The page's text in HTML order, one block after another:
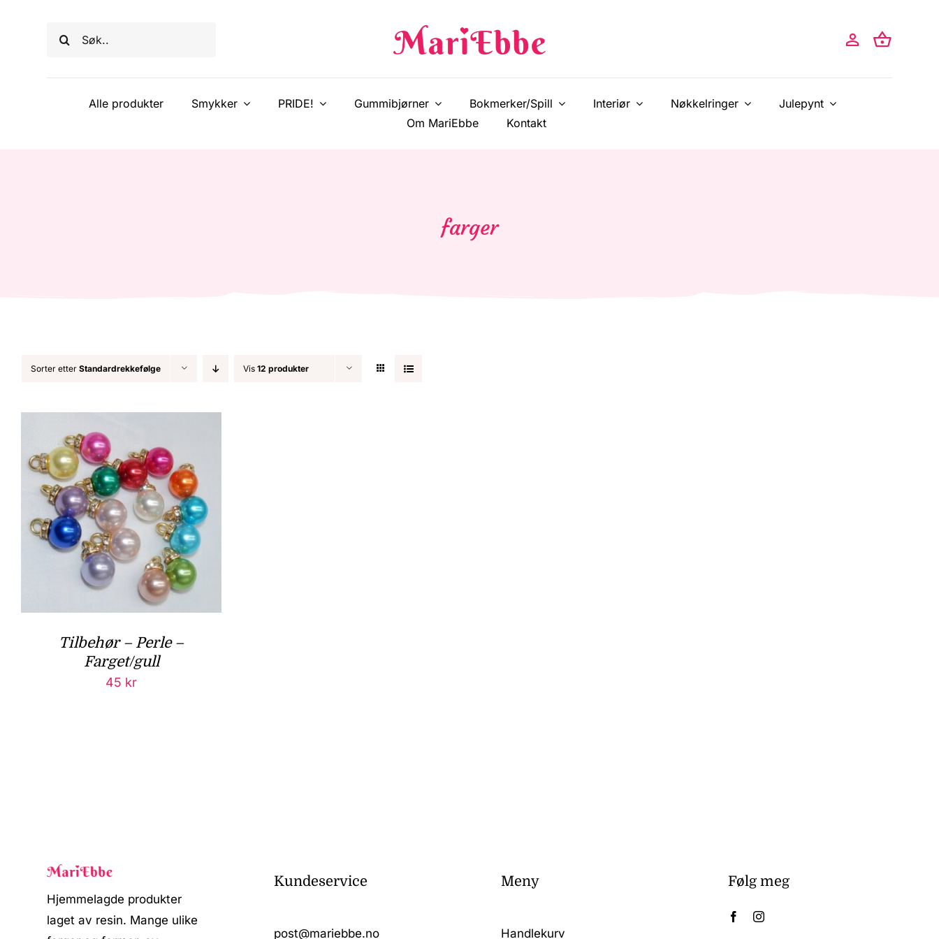
Søk
Alle produkter Smykker PRIDE! Gummibjørner Bokmerker/Spill Interiør Nøkkelringer
Julepynt
Om MariEbbe
Kontakt
farger
Sorter etter Standardrekkefølge Vis 12 produkter
Tilbehør – Perle –
Farget/gull
45 kr
Hjemmelagde produkter
laget av resin. Mange ulike
Kundeservice
post@mariebbe.no
Meny
Handlekurv
Følg meg